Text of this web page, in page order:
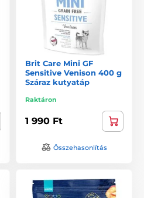
Brit Care Mini GF
Sensitive Venison 400 g
Száraz kutyatáp
Raktáron
1 990 Ft
Összehasonlítás